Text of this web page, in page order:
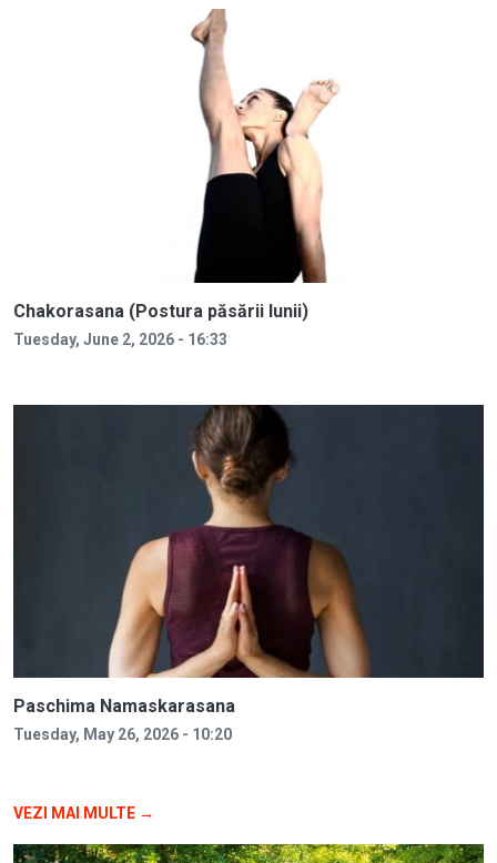
Chakorasana (Postura păsării lunii)
Tuesday, June 2, 2026 - 16:33
Paschima Namaskarasana
Tuesday, May 26, 2026 - 10:20
VEZI MAI MULTE →
Image